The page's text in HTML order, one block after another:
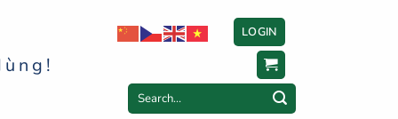
LOGIN
Search
for: